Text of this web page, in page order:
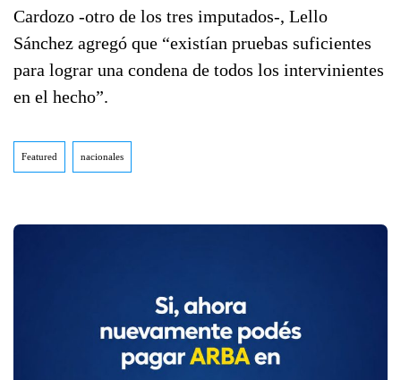
Cardozo -otro de los tres imputados-, Lello
Sánchez agregó que “existían pruebas suficientes
para lograr una condena de todos los intervinientes
en el hecho”.
Featured nacionales